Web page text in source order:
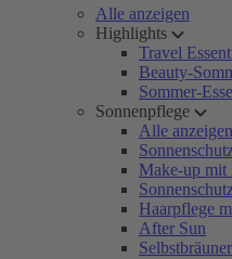
Alle anzeigen
Highlights
Travel
Beauty-
Sommer-
Sonnenpflege
Alle anzeigen
Make-up mit
Haarpflege
After Sun
Selbstbräuner